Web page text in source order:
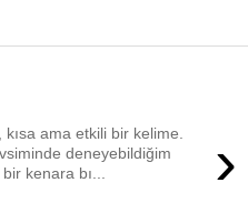
›
ama etkili bir kelime.
deneyebildiğim
kenara bı...